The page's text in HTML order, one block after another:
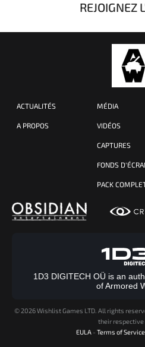
REJOIGNEZ
ACTUALITÉS
A PROPOS
MÉDIA
VIDÉOS
CAPTURES
FONDS
PACK
1D3 DIGITECH OÜ is an
of Armored
© 2026 Wishlist Games LTD. All rights
their respective
EULA - Terms of Service